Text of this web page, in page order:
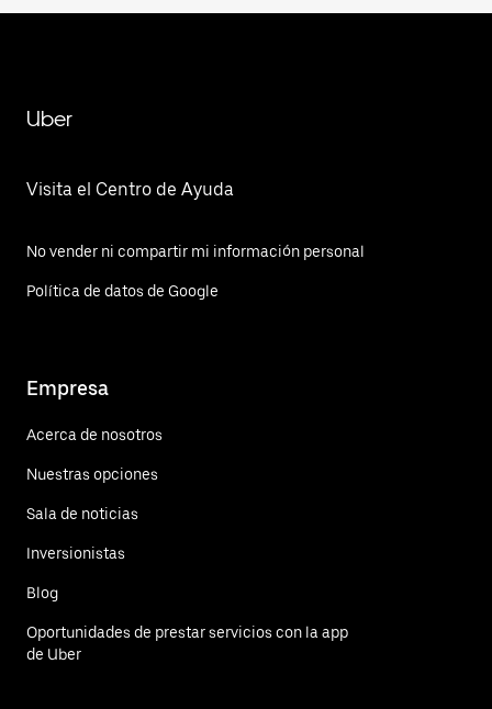
Uber
Visita el Centro de Ayuda
No vender ni compartir mi información personal
Política de datos de Google
Empresa
Acerca de nosotros
Nuestras opciones
Sala de noticias
Inversionistas
Blog
Oportunidades de prestar servicios con la app
de Uber